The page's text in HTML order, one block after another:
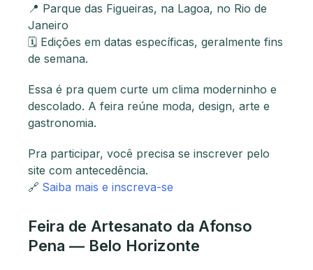
📍 Parque das Figueiras, na Lagoa, no Rio de
Janeiro
🗓 Edições em datas específicas, geralmente fins
de semana.
Essa é pra quem curte um clima moderninho e
descolado. A feira reúne moda, design, arte e
gastronomia.
Pra participar, você precisa se inscrever pelo
site com antecedência.
🔗 Saiba mais e inscreva-se
Feira de Artesanato da Afonso
Pena — Belo Horizonte